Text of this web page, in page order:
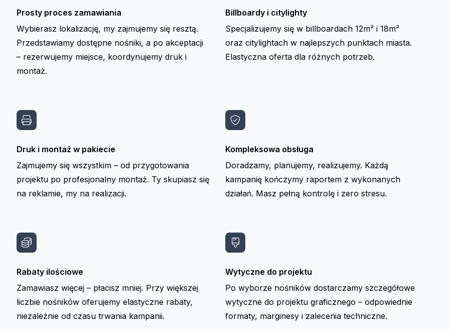
Prosty proces zamawiania
Wybierasz lokalizację, my zajmujemy się resztą.
Przedstawiamy dostępne nośniki, a po akceptacji
– rezerwujemy miejsce, koordynujemy druk i
montaż.
Billboardy i citylighty
Specjalizujemy się w billboardach 12m² i 18m²
oraz citylightach w najlepszych punktach miasta.
Elastyczna oferta dla różnych potrzeb.
Druk i montaż w pakiecie
Zajmujemy się wszystkim – od przygotowania
projektu po profesjonalny montaż. Ty skupiasz się
na reklamie, my na realizacji.
Kompleksowa obsługa
Doradzamy, planujemy, realizujemy. Każdą
kampanię kończymy raportem z wykonanych
działań. Masz pełną kontrolę i zero stresu.
Rabaty ilościowe
Zamawiasz więcej – płacisz mniej. Przy większej
liczbie nośników oferujemy elastyczne rabaty,
niezależnie od czasu trwania kampanii.
Wytyczne do projektu
Po wyborze nośników dostarczamy szczegółowe
wytyczne do projektu graficznego – odpowiednie
formaty, marginesy i zalecenia techniczne.